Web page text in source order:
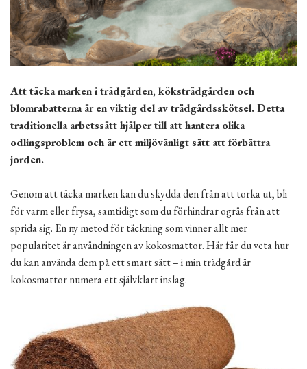
Att täcka marken i trädgården, köksträdgården och
blomrabatterna är en viktig del av trädgårdsskötsel. Detta
traditionella arbetssätt hjälper till att hantera olika
odlingsproblem och är ett miljövänligt sätt att förbättra
jorden.
Genom att täcka marken kan du skydda den från att torka ut, bli
för varm eller frysa, samtidigt som du förhindrar ogräs från att
sprida sig. En ny metod för täckning som vinner allt mer
popularitet är användningen av kokosmattor. Här får du veta hur
du kan använda dem på ett smart sätt – i min trädgård är
kokosmattor numera ett självklart inslag.